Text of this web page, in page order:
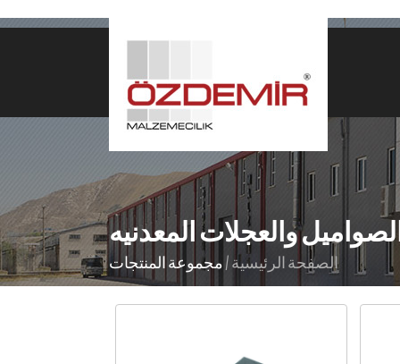
والعجلات المعدنيه
الصفحة الرئيسية/مجموعة المنتجات